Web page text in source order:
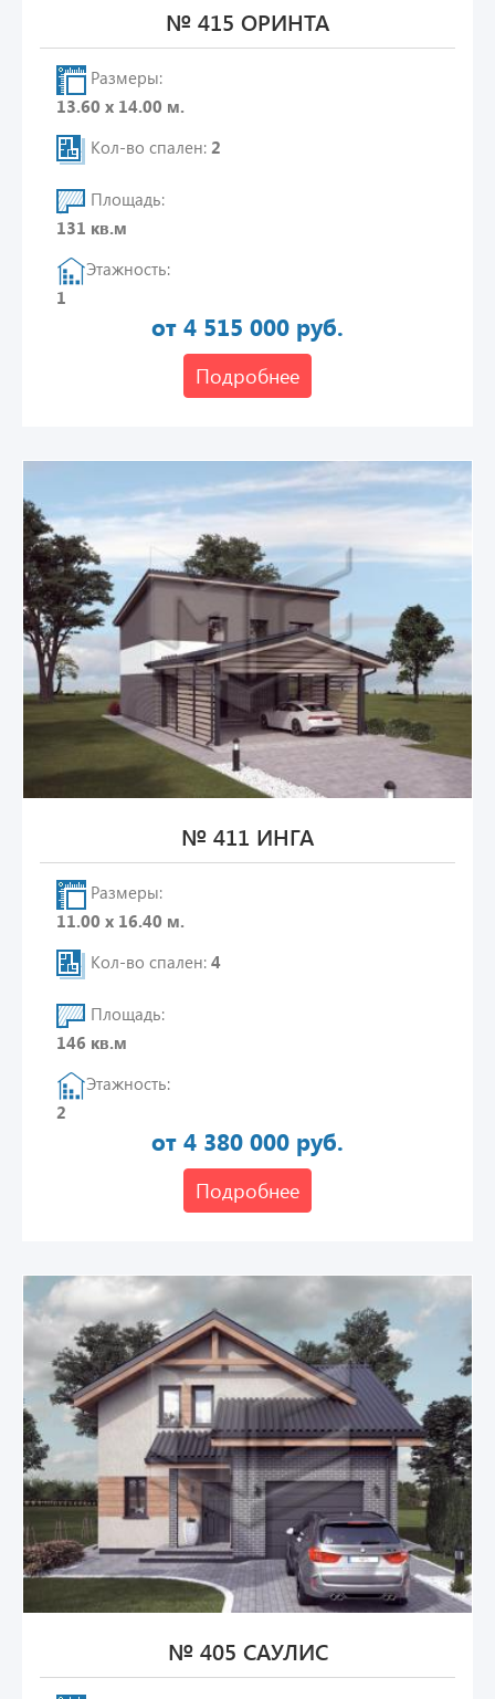
№ 415 ОРИНТА
Размеры:
13.60 х 14.00 м.
Кол-во спален: 2
Площадь:
131 кв.м
Этажность:
1
от 4 515 000 руб.
Подробнее
№ 411 ИНГА
Размеры:
11.00 х 16.40 м.
Кол-во спален: 4
Площадь:
146 кв.м
Этажность:
2
от 4 380 000 руб.
Подробнее
№ 405 САУЛИС